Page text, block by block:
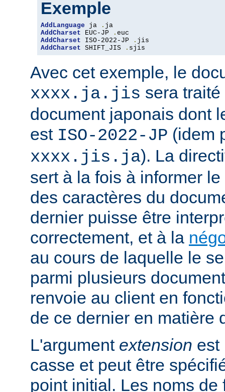
Exemple
AddLanguage ja .
AddCharset EUC-JP .
AddCharset ISO-2022-JP .
AddCharset SHIFT_JIS . sjis
Avec cet exemple, le
xxxx.ja.jis sera
document japonais dont
est ISO-2022-JP (idem
xxxx.jis.ja). La
sert à la fois à informer
des caractères du
dernier puisse être
correctement, et à la
au cours de laquelle le
parmi plusieurs
renvoie au client en
de ce dernier en matière
L'argument extension est
casse et peut être
point initial. Les noms de